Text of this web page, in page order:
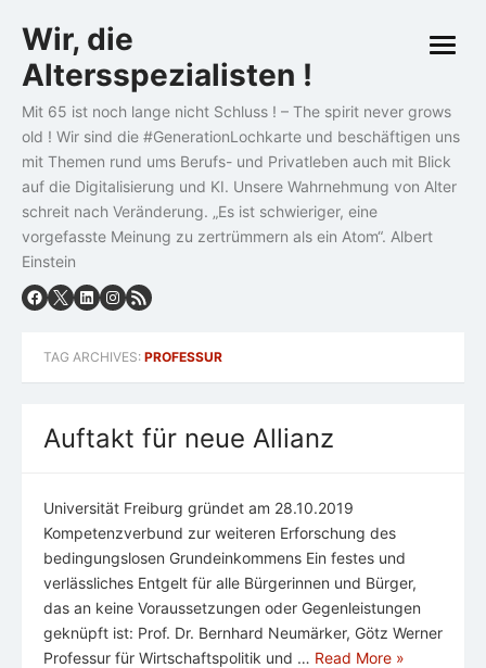
to
content
Wir, die
Altersspezialisten !
Mit 65 ist noch lange nicht Schluss ! – The spirit never grows
old ! Wir sind die #GenerationLochkarte und beschäftigen uns
mit Themen rund ums Berufs- und Privatleben auch mit Blick
auf die Digitalisierung und KI. Unsere Wahrnehmung von Alter
schreit nach Veränderung. „Es ist schwieriger, eine
vorgefasste Meinung zu zertrümmern als ein Atom“. Albert
Einstein
open
TAG ARCHIVES: PROFESSUR
Auftakt für neue Allianz
Universität Freiburg gründet am 28.10.2019
Kompetenzverbund zur weiteren Erforschung des
bedingungslosen Grundeinkommens Ein festes und
verlässliches Entgelt für alle Bürgerinnen und Bürger,
das an keine Voraussetzungen oder Gegenleistungen
geknüpft ist: Prof. Dr. Bernhard Neumärker, Götz Werner
Professur für Wirtschaftspolitik und … Read More »